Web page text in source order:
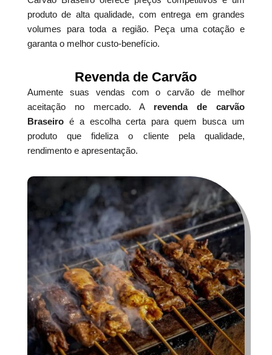
produto de alta qualidade, com entrega em grandes
volumes para toda a região. Peça uma cotação e
garanta o melhor custo-benefício.
Revenda de Carvão
Aumente suas vendas com o carvão de melhor
aceitação no mercado. A revenda de carvão
Braseiroé a escolha certa para quem busca um
produto que fideliza o cliente pela qualidade,
rendimento e apresentação.